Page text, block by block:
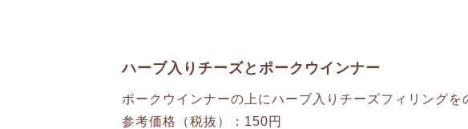
ハーブ入りチーズとポークウインナー
ポークウインナーの上にハーブ入りチーズフィリングを
参考価格（税抜）：150円